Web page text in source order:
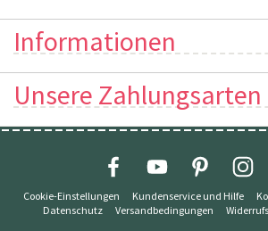
Informationen
Unsere Zahlungsarten
Cookie-Einstellungen Kundenservice und Hilfe
Datenschutz
Versandbedingungen